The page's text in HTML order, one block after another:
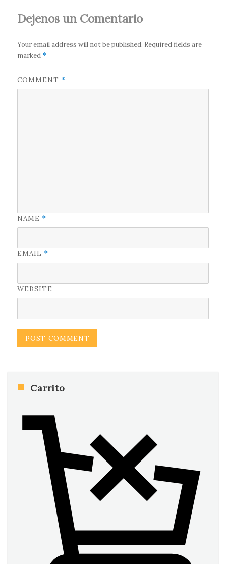
Dejenos un Comentario
Your email address will not be published. Required fields are
marked *
COMMENT *
NAME *
EMAIL *
WEBSITE
Carrito